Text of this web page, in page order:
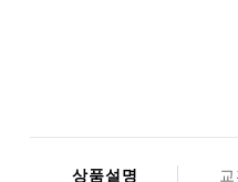
상품설명